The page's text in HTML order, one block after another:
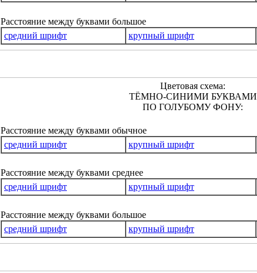
Расстояние между буквами большое
средний шрифт
крупный шрифт
Цветовая схема:
ТЁМНО-СИНИМИ БУКВАМИ
ПО ГОЛУБОМУ ФОНУ:
Расстояние между буквами обычное
средний шрифт
крупный шрифт
Расстояние между буквами среднее
средний шрифт
крупный шрифт
Расстояние между буквами большое
средний шрифт
крупный шрифт